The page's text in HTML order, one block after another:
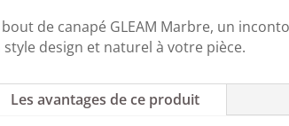
bout de canapé GLEAM Marbre, un
style design et naturel à votre pièce.
Les avantages de ce produit